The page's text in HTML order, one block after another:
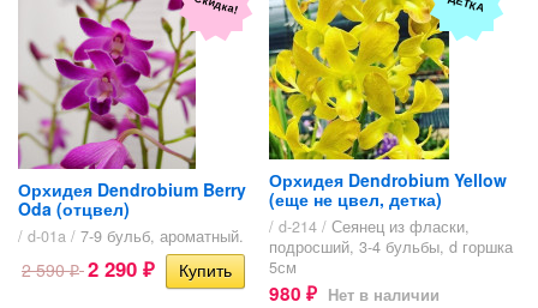
Орхидея Dendrobium Berry
Oda (отцвел)
/ d-01a / 7-9 бульб, ароматный.
2 590₽ 2 290 ₽
Орхидея Dendrobium Yellow
(еще не цвел, детка)
/ d-214 / Сеянец из фласки,
подросший, 3-4 бульбы, d горшка
5см
980 ₽ Нет в наличии